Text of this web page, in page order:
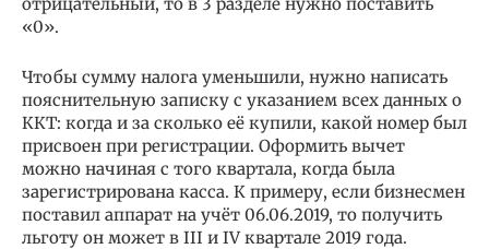
«0».
Чтобы сумму налога уменьшили, нужно написать
пояснительную записку с указанием всех данных о
ККТ: когда и за сколько её купили, какой номер был
присвоен при регистрации. Оформить вычет
можно начиная с того квартала, когда была
зарегистрирована касса. К примеру, если бизнесмен
поставил аппарат на учёт 06.06.2019, то получить
льготу он может в III и IV квартале 2019 года.